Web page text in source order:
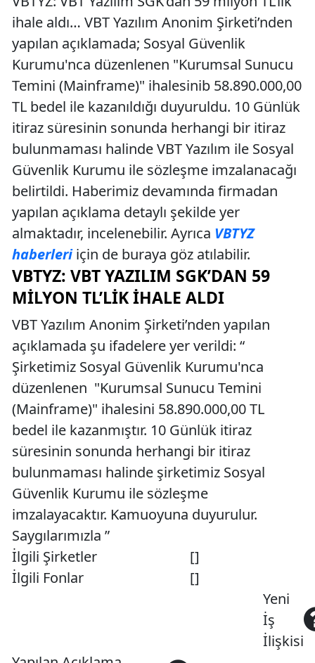
ihale aldı… VBT Yazılım Anonim Şirketi’nden
yapılan açıklamada; Sosyal Güvenlik
Kurumu'nca düzenlenen "Kurumsal Sunucu
Temini (Mainframe)" ihalesinib 58.890.000,00
TL bedel ile kazanıldığı duyuruldu. 10 Günlük
itiraz süresinin sonunda herhangi bir itiraz
bulunmaması halinde VBT Yazılım ile Sosyal
Güvenlik Kurumu ile sözleşme imzalanacağı
belirtildi. Haberimiz devamında firmadan
yapılan açıklama detaylı şekilde yer
almaktadır, incelenebilir. Ayrıca VBTYZ
haberleriiçin de buraya göz atılabilir.
VBTYZ: VBT YAZILIM SGK’DAN 59
MILYON TL’LIK İHALE ALDI
VBT Yazılım Anonim Şirketi’nden yapılan
açıklamada şu ifadelere yer verildi: “
Şirketimiz Sosyal Güvenlik Kurumu'nca
düzenlenen "Kurumsal Sunucu Temini
(Mainframe)" ihalesini 58.890.000,00 TL
bedel ile kazanmıştır. 10 Günlük itiraz
süresinin sonunda herhangi bir itiraz
bulunmaması halinde şirketimiz Sosyal
Güvenlik Kurumu ile sözleşme
imzalayacaktır. Kamuoyuna duyurulur.
Saygılarımızla ”
İlgili Şirketler
[]
İlgili Fonlar
[]
Yeni
İş
İlişkisi